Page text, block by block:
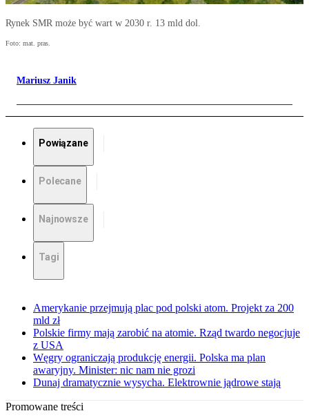
Rynek SMR może być wart w 2030 r. 13 mld dol.
Foto: mat. pras.
Mariusz Janik
Powiązane
Polecane
Najnowsze
Tagi
Amerykanie przejmują plac pod polski atom. Projekt za 200
mld zł
Polskie firmy mają zarobić na atomie. Rząd twardo negocjuje
z USA
Węgry ograniczają produkcję energii. Polska ma plan
awaryjny. Minister: nic nam nie grozi
Dunaj dramatycznie wysycha. Elektrownie jądrowe stają
Promowane treści